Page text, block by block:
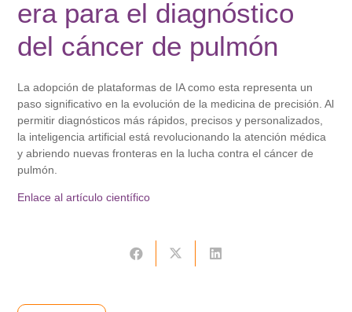
era para el diagnóstico
del cáncer de pulmón
La adopción de plataformas de IA como esta representa un
paso significativo en la evolución de la medicina de precisión. Al
permitir diagnósticos más rápidos, precisos y personalizados,
la inteligencia artificial está revolucionando la atención médica
y abriendo nuevas fronteras en la lucha contra el cáncer de
pulmón.
Enlace al artículo científico